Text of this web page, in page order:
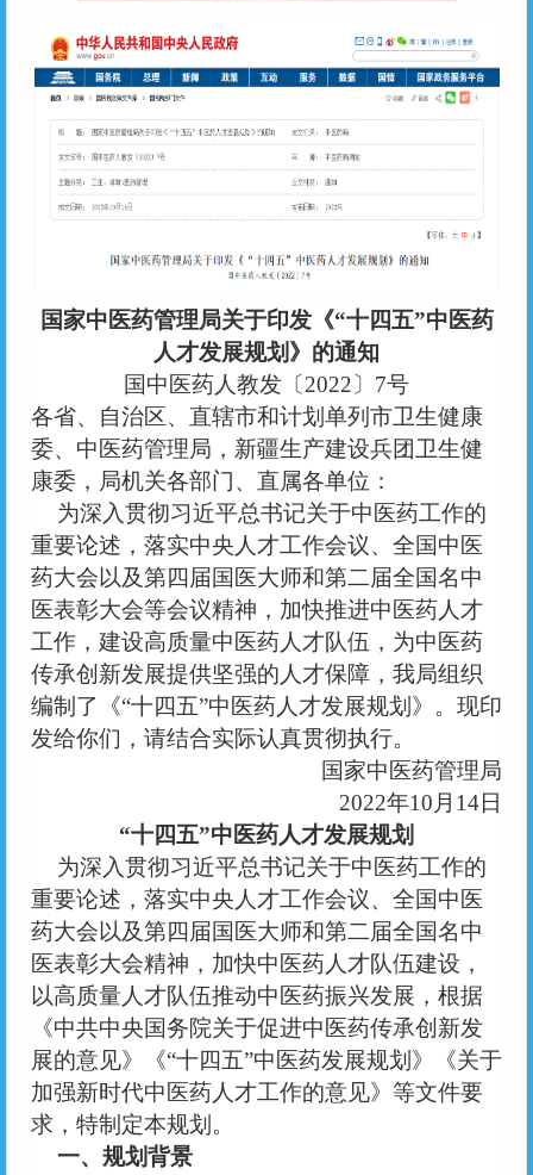
国家中医药管理局关于印发《“十四五”中医药
人才发展规划》的通知
国中医药人教发〔 2022〕7号
各省、自治区、直辖市和计划单列市卫生健康
委、中医药管理局，新疆生产建设兵团卫生健
康委，局机关各部门、直属各单位：
为深入贯彻习近平总书记关于中医药工作的
重要论述，落实中央人才工作会议、全国中医
药大会以及第四届国医大师和第二届全国名中
医表彰大会等会议精神，加快推进中医药人才
工作，建设高质量中医药人才队伍，为中医药
传承创新发展提供坚强的人才保障，我局组织
编制了《“十四五”中医药人才发展规划》。现印
发给你们，请结合实际认真贯彻执行。
国家中医药管理局
2022年10月14日
“十四五”中医药人才发展规划
为深入贯彻习近平总书记关于中医药工作的
重要论述，落实中央人才工作会议、全国中医
药大会以及第四届国医大师和第二届全国名中
医表彰大会精神，加快中医药人才队伍建设，
以高质量人才队伍推动中医药振兴发展，根据
《中共中央国务院关于促进中医药传承创新发
展的意见》《“十四五”中医药发展规划》《关于
加强新时代中医药人才工作的意见》等文件要
求，特制定本规划。
一、规划背景